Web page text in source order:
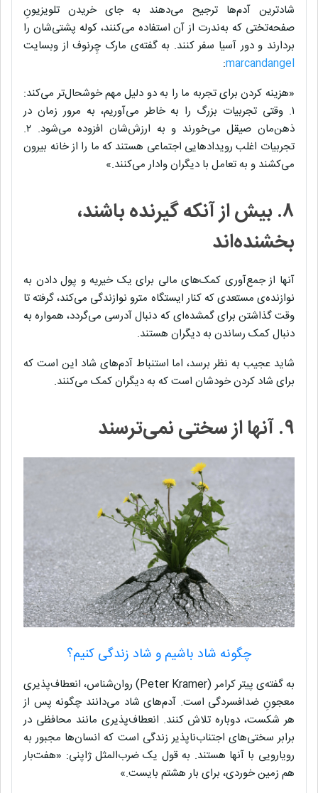
شادترین آدم‌ها ترجیح می‌دهند به جای خریدن تلویزیونِ
صفحه‌تختی که به‌ندرت از آن استفاده می‌کنند، کوله پشتی‌شان را
بردارند و دور آسیا سفر کنند. به گفته‌ی مارک چِرنوف از وبسایت
marcandangel
:
«هزینه کردن برای تجربه ما را به دو دلیل مهم خوشحال‌تر می‌کند:
۱. وقتی تجربیات بزرگ را به خاطر می‌آوریم، به مرور زمان در
ذهن‌مان صیقل می‌خورند و به ارزش‌شان افزوده می‌شود. ۲.
تجربیات اغلب رویدادهایی اجتماعی هستند که ما را از خانه بیرون
می‌کشند و به تعامل با دیگران وادار می‌کنند.»
۸. بیش از آنکه گیرنده باشند،
بخشنده‌اند
آنها از جمع‌آوری کمک‌های مالی برای یک خیریه و پول دادن به
نوازنده‌‌ی مستعدی که کنار ایستگاه مترو نوازندگی می‌کند، گرفته تا
وقت گذاشتن برای گمشده‌ای که دنبال آدرسی می‌گردد، همواره به
دنبال کمک رساندن به دیگران هستند.
شاید عجیب به نظر برسد، اما استنباط آدم‌های شاد این است که
برای شاد کردن خودشان است که به دیگران کمک می‌کنند.
۹. آنها از سختی‌ نمی‌ترسند
چگونه شاد باشیم و شاد زندگی کنیم؟
به گفته‌ی پیتر کرامر (Peter Kramer) روان‌شناس، انعطاف‌پذیری
معجونِ ضدافسردگی است. آدم‌های شاد می‌دانند چگونه پس از
هر شکست، دوباره تلاش کنند. انعطاف‌پذیری مانند محافظی در
برابر سختی‌های اجتناب‌ناپذیر زندگی است که انسان‌ها مجبور به
رویارویی با آنها هستند. به قول یک ضرب‌المثل ژاپنی: «هفت‌بار
هم زمین خوردی، برای بار هشتم بایست.»